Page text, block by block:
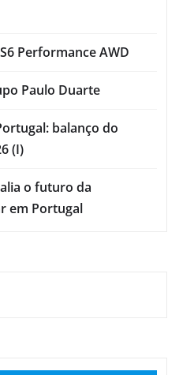
Performance AWD
Paulo Duarte
balanço do
(I)
o futuro da
em Portugal